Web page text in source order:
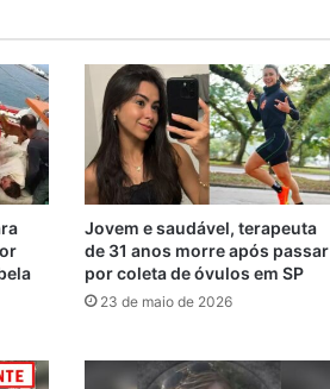
Jovem e saudável, terapeuta
de 31 anos morre após passar
por coleta de óvulos em SP
23 de maio de 2026